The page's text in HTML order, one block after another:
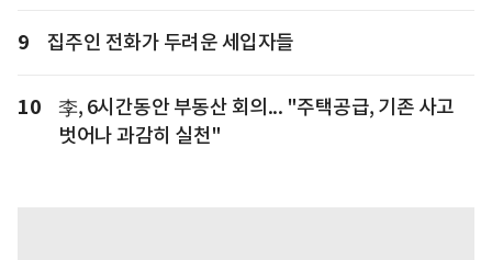
9 집주인 전화가 두려운 세입자들
10
李, 6시간동안 부동산 회의... "주택공급, 기존 사고
벗어나 과감히 실천"